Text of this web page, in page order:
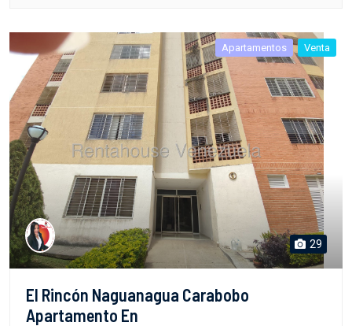
Apartamentos Venta
29
El Rincón Naguanagua Carabobo
Apartamento En